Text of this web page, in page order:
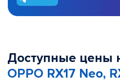
Доступные цены
OPPO RX17 Neo,